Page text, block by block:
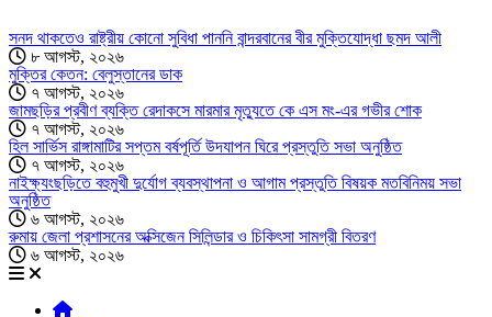
সনদ থাকতেও রাষ্ট্রীয় কোনো সুবিধা পাননি বান্দরবানের বীর মুক্তিযোদ্ধা ছমদ আলী
৮ আগস্ট, ২০২৬
মুক্তির কেতন: বেলুস্তানের ডাক
৭ আগস্ট, ২০২৬
জামছড়ির প্রবীণ ব্যক্তি রেদাকসে মারমার মৃত্যুতে কে এস মং-এর গভীর শোক
৭ আগস্ট, ২০২৬
হিল সার্ভিস রাঙ্গামাটির সপ্তম বর্ষপূর্তি উদযাপন ঘিরে প্রস্তুতি সভা অনুষ্ঠিত
৭ আগস্ট, ২০২৬
নাইক্ষ্যংছড়িতে বহুমুখী দুর্যোগ ব্যবস্থাপনা ও আগাম প্রস্তুতি বিষয়ক মতবিনিময় সভা
অনুষ্ঠিত
৬ আগস্ট, ২০২৬
রুমায় জেলা প্রশাসনের অক্সিজেন সিলিন্ডার ও চিকিৎসা সামগ্রী বিতরণ
৬ আগস্ট, ২০২৬